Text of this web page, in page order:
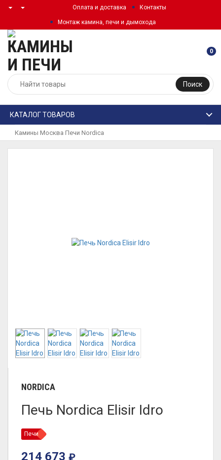
Оплата и доставка Контакты
Монтаж камина, печи и дымохода
Поиск
0
КАТАЛОГ ТОВАРОВ
Камины Москва Печи Nordica
NORDICA
Печь Nordica Elisir Idro
Печи
214 673 ₽